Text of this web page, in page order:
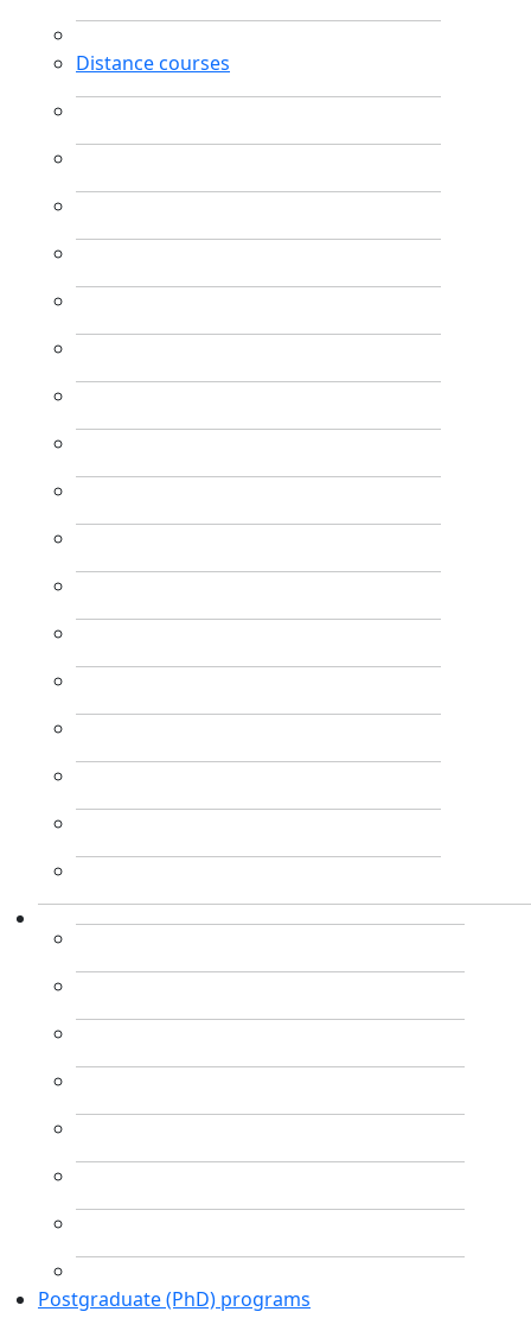
Distance courses
Postgraduate (PhD) programs